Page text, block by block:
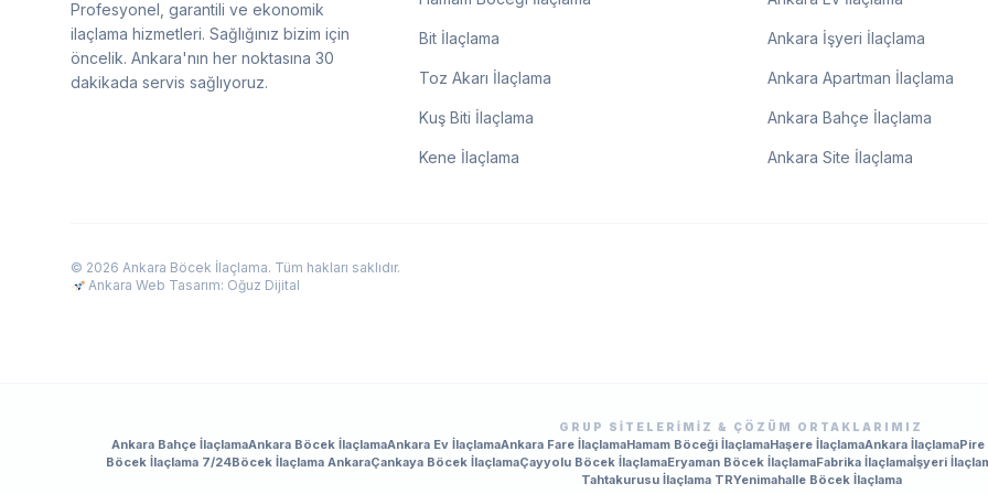
Profesyonel, garantili ve ekonomik
ilaçlama hizmetleri. Sağlığınız bizim için
öncelik. Ankara'nın her noktasına 30
dakikada servis sağlıyoruz.
Bit İlaçlama
Toz Akarı İlaçlama
Kuş Biti İlaçlama
Kene İlaçlama
Ankara İşyeri İlaçlama
Ankara Apartman İlaçlama
Ankara Bahçe İlaçlama
Ankara Site İlaçlama
© 2026 Ankara Böcek İlaçlama. Tüm hakları saklıdır.
Ankara Web Tasarım: Oğuz Dijital
GRUP SITELERIMIZ & ÇÖZÜM ORTAKLARIMIZ
Ankara Bahçe İlaçlamaAnkara Böcek İlaçlamaAnkara Ev İlaçlamaAnkara Fare İlaçlamaHamam Böceği İlaçlamaHaşere İlaçlamaAnkara İlaçlamaPire
Böcek İlaçlama 7/24Böcek İlaçlama AnkaraÇankaya Böcek İlaçlamaÇayyolu Böcek İlaçlamaEryaman Böcek İlaçlamaFabrika İlaçlamaİşyeri
Tahtakurusu İlaçlama TRYenimahalle Böcek İlaçlama